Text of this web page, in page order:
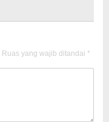
Ruas yang wajib ditandai *